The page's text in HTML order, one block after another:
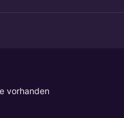
vorhanden